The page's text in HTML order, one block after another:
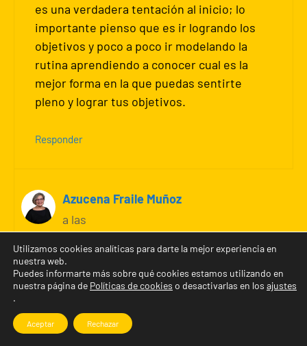
es una verdadera tentación al inicio; lo
importante pienso que es ir logrando los
objetivos y poco a poco ir modelando la
rutina aprendiendo a conocer cual es la
mejor forma en la que puedas sentirte
pleno y lograr tus objetivos.
Responder
Azucena Fraile Muñoz
a las
Efectivamente, Andry, así es. Es muy
adapte a ti y que combine productividad y
descanso de una manera ordenada.
Utilizamos cookies analíticas para darte la mejor experiencia en
nuestra web.
Puedes informarte más sobre qué cookies estamos utilizando en
nuestra página de Políticas de cookies o desactivarlas en los ajustes
.
Aceptar Rechazar